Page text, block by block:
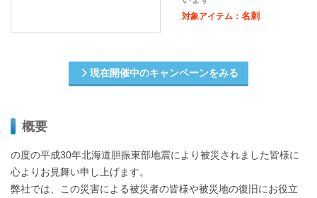
対象アイテム： 名刺
現在開催中のキャンペーンをみる
概要
の度の平成30年北海道胆振東部地震により被災されました皆様に
心よりお見舞い申し上げます。
弊社では、この災害による被災者の皆様や被災地の復旧にお役立